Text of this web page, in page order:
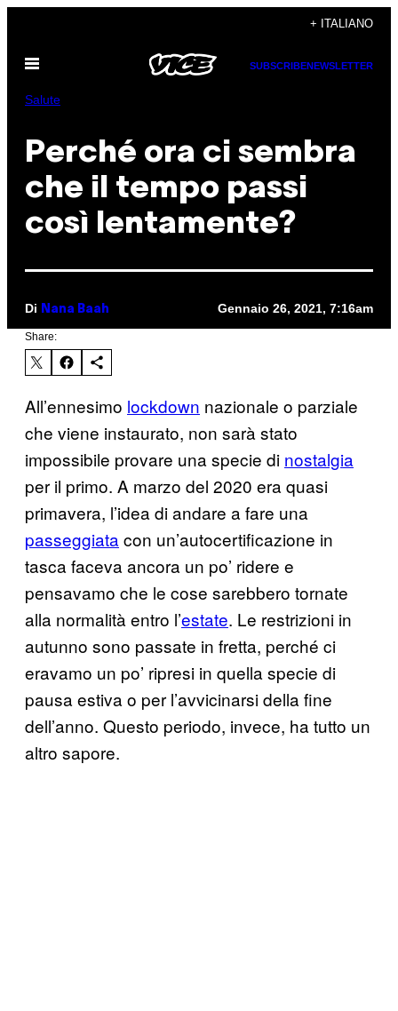
contenuto
+ ITALIANO
Apri
SUBSCRIBENEWSLETTER
Salute
Perché ora ci sembra
che il tempo passi
così lentamente?
Di Nana Baah Gennaio 26, 2021, 7:16am
Share:
All’ennesimo lockdown nazionale o parziale
che viene instaurato, non sarà stato
impossibile provare una specie di nostalgia
per il primo. A marzo del 2020 era quasi
primavera, l’idea di andare a fare una
passeggiata con un’autocertificazione in
tasca faceva ancora un po’ ridere e
pensavamo che le cose sarebbero tornate
alla normalità entro l’estate. Le restrizioni in
autunno sono passate in fretta, perché ci
eravamo un po’ ripresi in quella specie di
pausa estiva o per l’avvicinarsi della fine
dell’anno. Questo periodo, invece, ha tutto un
altro sapore.